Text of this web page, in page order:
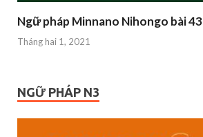
Ngữ pháp Minnano Nihongo bài 43
Tháng hai 1, 2021
NGỮ PHÁP N3